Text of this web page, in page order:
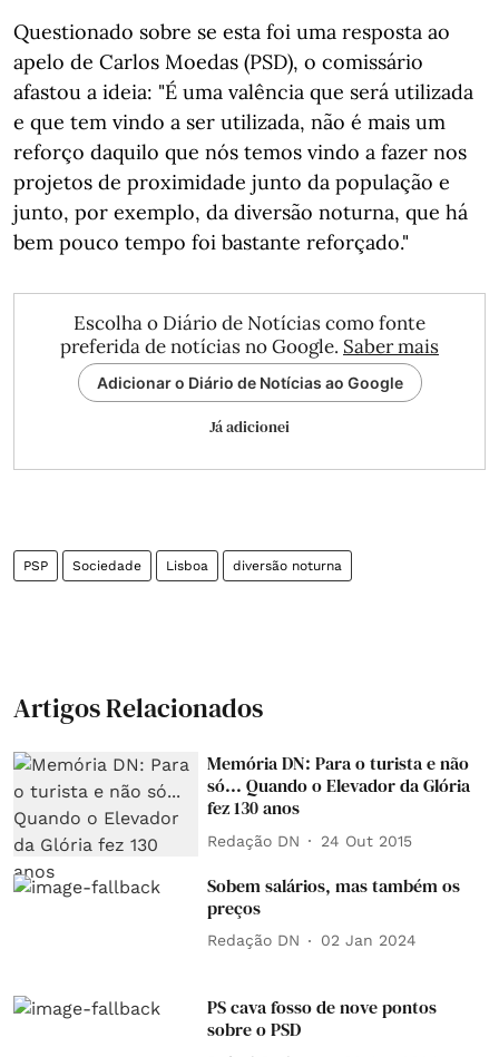
Questionado sobre se esta foi uma resposta ao
apelo de Carlos Moedas (PSD), o comissário
afastou a ideia: "É uma valência que será utilizada
e que tem vindo a ser utilizada, não é mais um
reforço daquilo que nós temos vindo a fazer nos
projetos de proximidade junto da população e
junto, por exemplo, da diversão noturna, que há
bem pouco tempo foi bastante reforçado."
Escolha o Diário de Notícias como fonte
preferida de notícias no Google. Saber mais
Adicionar o Diário de Notícias ao Google
Já adicionei
PSP Sociedade Lisboa diversão noturna
Artigos Relacionados
Memória DN: Para o turista e não
só... Quando o Elevador da Glória
fez 130 anos
Redação DN 24 Out 2015
Sobem salários, mas também os
preços
Redação DN 02 Jan 2024
PS cava fosso de nove pontos
sobre o PSD